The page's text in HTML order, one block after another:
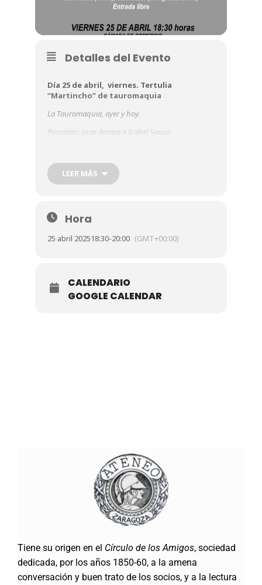
Detalles del Evento
Día 25 de abril, viernes. Tertulia
“Martincho” de tauromaquia
La Tauromaquia, ayer y hoy.
Ponentes: Juan Ramos e Isabel Sauco
Cámara de Comercio. Aula 01.
LEER MÁS
Hora
25 abril 202518:30-20:00 (GMT+00:00)
CALENDARIO
GOOGLE CALENDAR
Tiene su origen en el Círculo de los Amigos, sociedad
dedicada, por los años 1850-60, a la amena
conversación y buen trato de los socios, y a la lectura